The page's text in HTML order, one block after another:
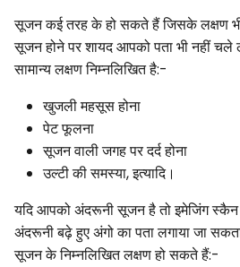
सूजन कई तरह के हो सकते हैं जिसके लक्षण
सूजन होने पर शायद आपको पता भी नहीं
सामान्य लक्षण निम्नलिखित है:-
खुजली महसूस होना
पेट फूलना
सूजन वाली जगह पर दर्द होना
उल्टी की समस्या, इत्यादि।
यदि आपको अंदरूनी सूजन है तो इमेजिंग
अंदरूनी बढ़े हुए अंगो का पता लगाया जा
सूजन के निम्नलिखित लक्षण हो सकते हैं:-